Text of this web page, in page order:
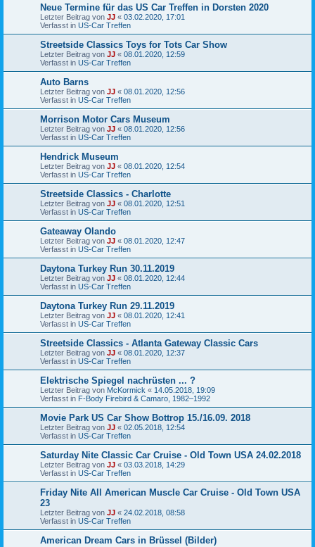
Neue Termine für das US Car Treffen in Dorsten 2020
Letzter Beitrag von JJ « 03.02.2020, 17:01
Verfasst in US-Car Treffen
Streetside Classics Toys for Tots Car Show
Letzter Beitrag von JJ « 08.01.2020, 12:59
Verfasst in US-Car Treffen
Auto Barns
Letzter Beitrag von JJ « 08.01.2020, 12:56
Verfasst in US-Car Treffen
Morrison Motor Cars Museum
Letzter Beitrag von JJ « 08.01.2020, 12:56
Verfasst in US-Car Treffen
Hendrick Museum
Letzter Beitrag von JJ « 08.01.2020, 12:54
Verfasst in US-Car Treffen
Streetside Classics - Charlotte
Letzter Beitrag von JJ « 08.01.2020, 12:51
Verfasst in US-Car Treffen
Gateaway Olando
Letzter Beitrag von JJ « 08.01.2020, 12:47
Verfasst in US-Car Treffen
Daytona Turkey Run 30.11.2019
Letzter Beitrag von JJ « 08.01.2020, 12:44
Verfasst in US-Car Treffen
Daytona Turkey Run 29.11.2019
Letzter Beitrag von JJ « 08.01.2020, 12:41
Verfasst in US-Car Treffen
Streetside Classics - Atlanta Gateway Classic Cars
Letzter Beitrag von JJ « 08.01.2020, 12:37
Verfasst in US-Car Treffen
Elektrische Spiegel nachrüsten ... ?
Letzter Beitrag von McKormick « 14.05.2018, 19:09
Verfasst in F-Body Firebird & Camaro, 1982–1992
Movie Park US Car Show Bottrop 15./16.09. 2018
Letzter Beitrag von JJ « 02.05.2018, 12:54
Verfasst in US-Car Treffen
Saturday Nite Classic Car Cruise - Old Town USA 24.02.2018
Letzter Beitrag von JJ « 03.03.2018, 14:29
Verfasst in US-Car Treffen
Friday Nite All American Muscle Car Cruise - Old Town USA
23
Letzter Beitrag von JJ « 24.02.2018, 08:58
Verfasst in US-Car Treffen
American Dream Cars in Brüssel (Bilder)